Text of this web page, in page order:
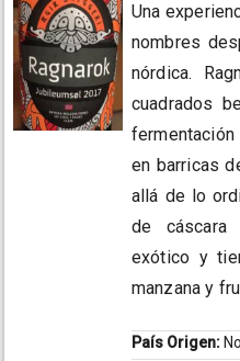
Una
nombres
nórdica.
cuadrados
en barricas
allá de lo
de cáscara
exótico y
manzana y
País Origen: